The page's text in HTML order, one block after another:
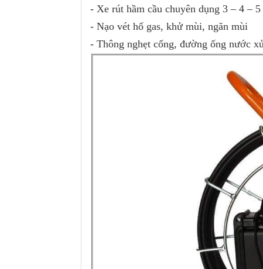
- Xe rút hầm cầu chuyên dụng 3 – 4 –
- Nạo vét hố gas, khử mùi, ngăn mùi
- Thông nghẹt cống, đường ống nước